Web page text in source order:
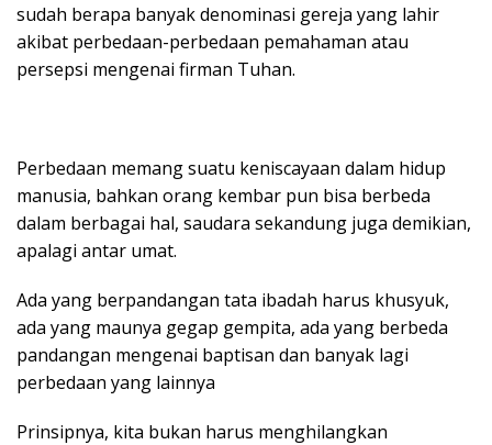
sudah berapa banyak denominasi gereja yang lahir
akibat perbedaan-perbedaan pemahaman atau
persepsi mengenai firman Tuhan.
Perbedaan memang suatu keniscayaan dalam hidup
manusia, bahkan orang kembar pun bisa berbeda
dalam berbagai hal, saudara sekandung juga demikian,
apalagi antar umat.
Ada yang berpandangan tata ibadah harus khusyuk,
ada yang maunya gegap gempita, ada yang berbeda
pandangan mengenai baptisan dan banyak lagi
perbedaan yang lainnya
Prinsipnya, kita bukan harus menghilangkan